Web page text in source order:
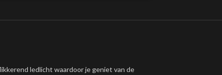
ledlicht waardoor je geniet van de